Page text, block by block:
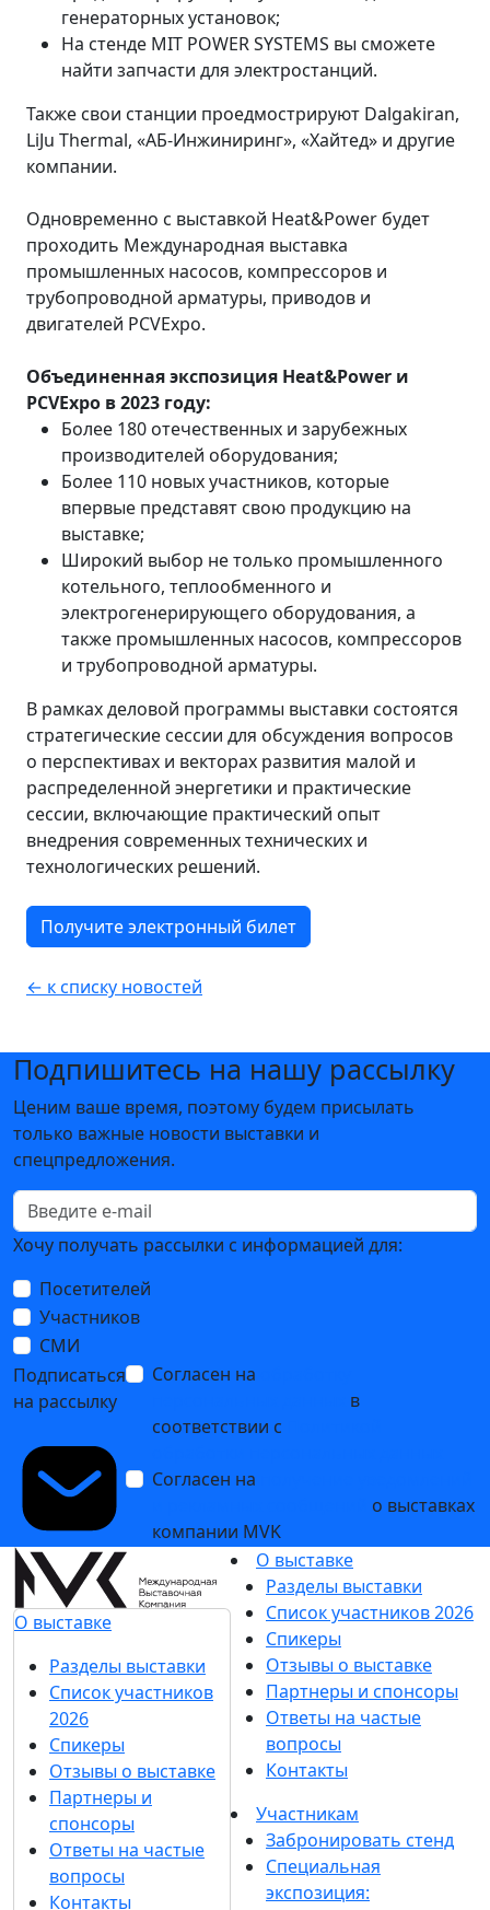
генераторных установок;
На стенде MIT POWER SYSTEMS вы сможете
найти запчасти для электростанций.
Также свои станции проедмострируют Dalgakiran,
LiJu Thermal, «АБ-Инжиниринг», «Хайтед» и другие
компании.
Одновременно с выставкой Heat&Power будет
проходить Международная выставка
промышленных насосов, компрессоров и
трубопроводной арматуры, приводов и
двигателей PCVExpo.
Объединенная экспозиция Heat&Power и
PCVExpo в 2023 году:
Более 180 отечественных и зарубежных
производителей оборудования;
Более 110 новых участников, которые
впервые представят свою продукцию на
выставке;
Широкий выбор не только промышленного
котельного, теплообменного и
электрогенерирующего оборудования, а
также промышленных насосов, компрессоров
и трубопроводной арматуры.
В рамках деловой программы выставки состоятся
стратегические сессии для обсуждения вопросов
о перспективах и векторах развития малой и
распределенной энергетики и практические
сессии, включающие практический опыт
внедрения современных технических и
технологических решений.
Получите электронный билет
← к списку новостей
Подпишитесь на нашу рассылку
Ценим ваше время, поэтому будем присылать
только важные новости выставки и
спецпредложения.
Хочу получать рассылки с информацией для:
Посетителей
Участников
СМИ
Подписаться
на рассылку
Согласен на
в
соответствии с
Согласен на
о выставках
компании MVK
О выставке
Разделы выставки
Список участников
2026
Спикеры
Отзывы о выставке
Партнеры и
спонсоры
Ответы на частые
вопросы
Контакты
О выставке
Разделы выставки
Список участников 2026
Спикеры
Отзывы о выставке
Партнеры и спонсоры
Ответы на частые
вопросы
Контакты
Участникам
Забронировать стенд
Специальная
экспозиция: